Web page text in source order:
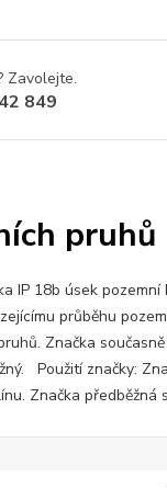
Zavolejte.
849
pruhů
IP 18b úsek
průběhu
Značka
Použití značky:
Značka předběžná